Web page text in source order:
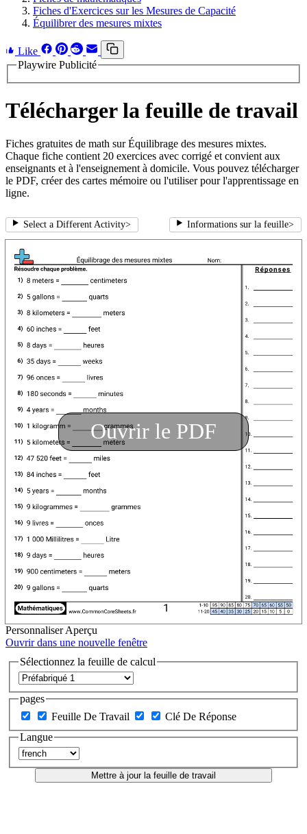
Fiches d'Exercices sur les Mesures de Capacité
Équilibrer des mesures mixtes
Like
Playwire Publicité
Télécharger la feuille de travail
Fiches gratuites de math sur Équilibrage des mesures mixtes.
Chaque fiche contient 20 exercices avec corrigé et convient aux
enseignants et à l'enseignement à domicile. Vous pouvez télécharger
le PDF, créer des cartes mémoire ou l'utiliser pour l'apprentissage en
ligne.
Select a Different Activity> Informations sur la feuille>
Ouvrir le PDF
Personnaliser Aperçu
Ouvrir dans une nouvelle fenêtre
Sélectionnez la feuille de calcul
pages
Feuille De Travail
Clé De Réponse
Langue
Mettre à jour la feuille de travail